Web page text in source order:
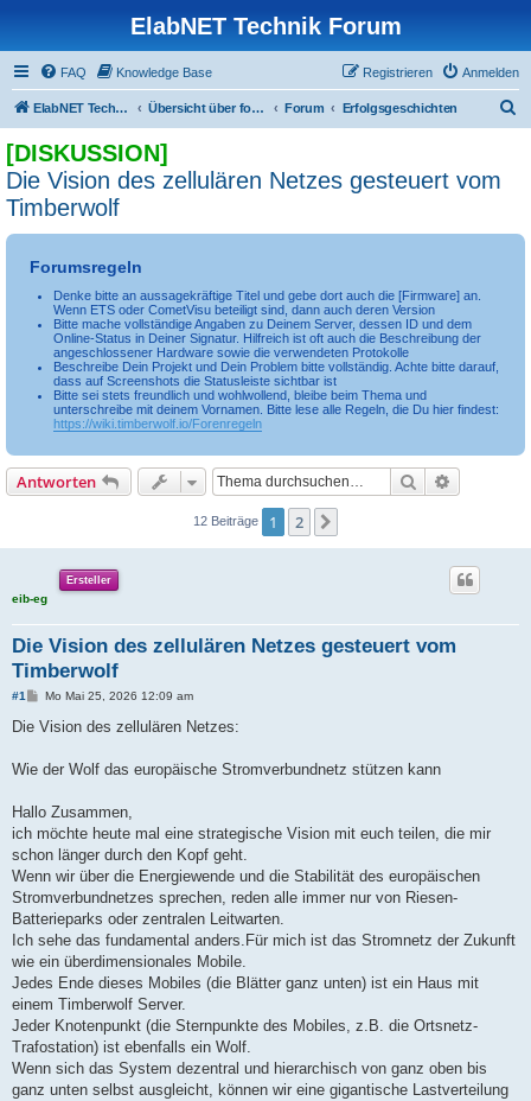
ElabNET Technik Forum
FAQ Knowledge Base Anmelden
Registrieren
ElabNET Technik Forum Übersicht über forum.timberwolf.io Forum Erfolgsgeschichten
[DISKUSSION]
Die Vision des zellulären Netzes gesteuert vom
Timberwolf
Forumsregeln
Denke bitte an aussagekräftige Titel und gebe dort auch die [Firmware] an.
Wenn ETS oder CometVisu beteiligt sind, dann auch deren Version
Bitte mache vollständige Angaben zu Deinem Server, dessen ID und dem
Online-Status in Deiner Signatur. Hilfreich ist oft auch die Beschreibung der
angeschlossener Hardware sowie die verwendeten Protokolle
Beschreibe Dein Projekt und Dein Problem bitte vollständig. Achte bitte darauf,
dass auf Screenshots die Statusleiste sichtbar ist
Bitte sei stets freundlich und wohlwollend, bleibe beim Thema und
unterschreibe mit deinem Vornamen. Bitte lese alle Regeln, die Du hier findest:
https://wiki.timberwolf.io/Forenregeln
Antworten Suche
12 Beiträge 1 2
Ersteller
eib-eg
Die Vision des zellulären Netzes gesteuert vom
Timberwolf
#1
B
i
a
Mo Mai 25, 2026 12:09 am
Die Vision des zellulären Netzes:
Wie der Wolf das europäische Stromverbundnetz stützen kann
Hallo Zusammen,
ich möchte heute mal eine strategische Vision mit euch teilen, die mir
schon länger durch den Kopf geht.
Wenn wir über die Energiewende und die Stabilität des europäischen
Stromverbundnetzes sprechen, reden alle immer nur von Riesen-
Batterieparks oder zentralen Leitwarten.
Ich sehe das fundamental anders.Für mich ist das Stromnetz der Zukunft
wie ein überdimensionales Mobile.
Jedes Ende dieses Mobiles (die Blätter ganz unten) ist ein Haus mit
einem Timberwolf Server.
Jeder Knotenpunkt (die Sternpunkte des Mobiles, z.B. die Ortsnetz-
Trafostation) ist ebenfalls ein Wolf.
Wenn sich das System dezentral und hierarchisch von ganz oben bis
ganz unten selbst ausgleicht, können wir eine gigantische Lastverteilung